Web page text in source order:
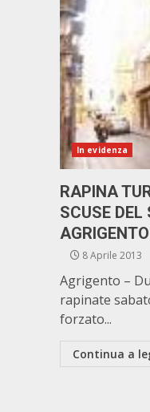
In evidenza
RAPINA
SCUSE DEL
8 Aprile 2013
Agrigento –
rapinate
forzato...
Continua a